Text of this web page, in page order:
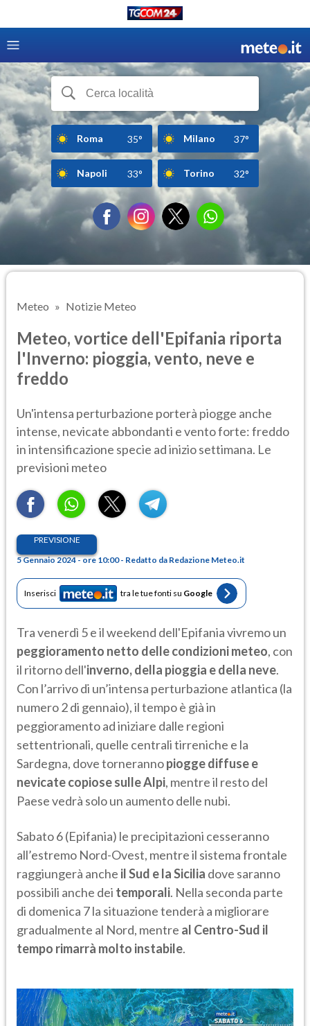
Roma 35° Milano 37°
Napoli 33° Torino 32°
Meteo Notizie Meteo
Meteo, vortice dell'Epifania riporta
l'Inverno: pioggia, vento, neve e
freddo
Un'intensa perturbazione porterà piogge anche
intense, nevicate abbondanti e vento forte: freddo
in intensificazione specie ad inizio settimana. Le
previsioni meteo
PREVISIONE
5 Gennaio 2024 - ore 10:00 - Redatto da Redazione Meteo.it
Inserisci tra le tue fonti su Google
Tra venerdì 5 e il weekend dell'Epifania vivremo un
peggioramento netto delle condizioni meteo, con
il ritorno dell'inverno, della pioggia e della neve.
Con l’arrivo di un’intensa perturbazione atlantica (la
numero 2 di gennaio), il tempo è già in
peggioramento ad iniziare dalle regioni
settentrionali, quelle centrali tirreniche e la
Sardegna, dove tornerannopiogge diffuse e
nevicate copiose sulle Alpi, mentre il resto del
Paese vedrà solo un aumento delle nubi.
Sabato 6 (Epifania) le precipitazioni cesseranno
all’estremo Nord-Ovest, mentre il sistema frontale
raggiungerà anche il Sud e la Sicilia dove saranno
possibili anche dei temporali. Nella seconda parte
di domenica 7 la situazione tenderà a migliorare
gradualmente al Nord, mentre al Centro-Sud il
tempo rimarrà molto instabile.